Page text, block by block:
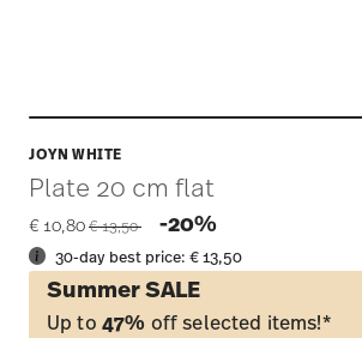
JOYN WHITE
Plate 20 cm flat
€ 10,80 Price reduced from
€ 13,50 -20%
30-day best price:€ 13,50
Summer SALE
Up to 47% off selected items!*